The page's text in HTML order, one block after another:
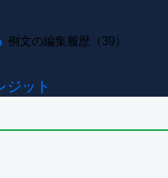
例文の編集履歴（39）
ジット